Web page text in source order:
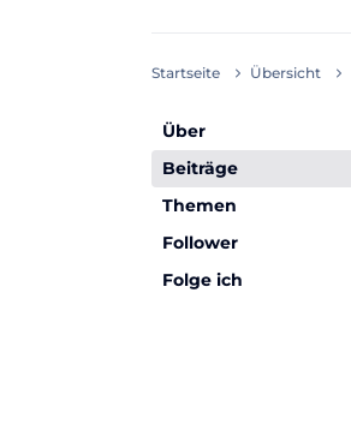
Startseite Übersicht
Über
Beiträge
Themen
Follower
Folge ich